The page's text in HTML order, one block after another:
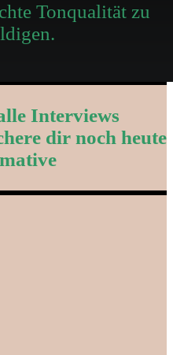
Tonqualität zu
Interviews
dir noch heute